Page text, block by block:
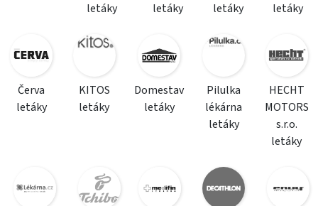
letáky
letáky
letáky
letáky
Červa
letáky
KITOS
letáky
Domestav
letáky
Pilulka
lékárna
letáky
HECHT
MOTORS
s.r.o.
letáky